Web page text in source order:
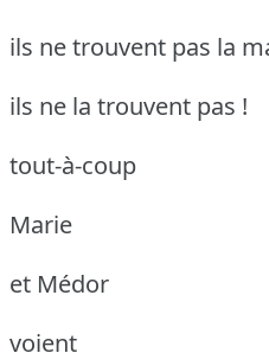
ils ne trouvent pas la
ils ne la trouvent pas !
tout-à-coup
Marie
et Médor
voient